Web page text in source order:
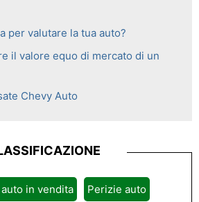
per valutare la tua auto?
il valore equo di mercato di un
Chevy Auto
in vendita Perizie auto